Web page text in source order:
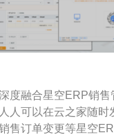
深度融合星空ERP销
人可以在云之家随时
售订单变更等星空